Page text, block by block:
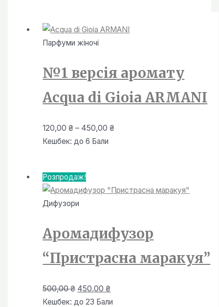
Парфуми жiночi
№1 версія аромату
Acqua di Gioia ARMANI
120,00₴ – 450,00₴
450,00 ₴
Кешбек: до 6 Бали
Розпродаж!
Дифузори
Аромадифузор
“Пристрасна маракуя”
500,00₴ Оригінальна
ціна:
450,00₴
ціна:
Кешбек: до 23 Бали